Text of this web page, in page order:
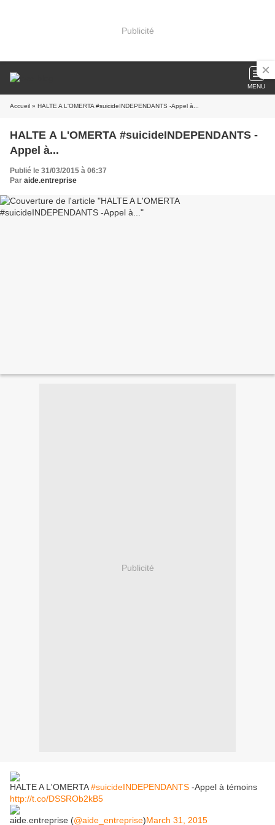
Publicité
MENU
Accueil » HALTE A L'OMERTA #suicideINDEPENDANTS -Appel à...
HALTE A L'OMERTA #suicideINDEPENDANTS -
Appel à...
Publié le 31/03/2015 à 06:37
Par aide.entreprise
Publicité
HALTE A L'OMERTA#suicideINDEPENDANTS -Appel à témoins
http://t.co/DSSROb2kB5
aide.entreprise (@aide_entreprise)March 31, 2015